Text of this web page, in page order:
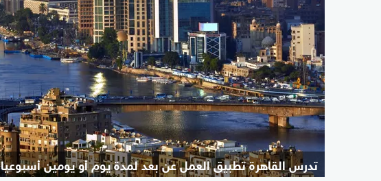
تدرس القاهرة تطبيق العمل عن بعد لمدة يوم أو يومين أسبوعيا